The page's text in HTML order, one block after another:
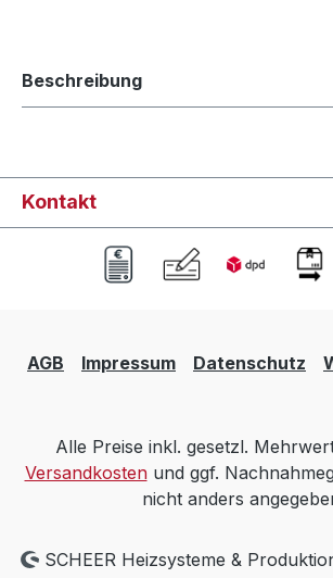
Beschreibung
Kontakt
AGB Impressum Datenschutz
Alle Preise inkl. gesetzl.
Versandkostenund ggf.
nicht anders
SCHEER Heizsysteme &